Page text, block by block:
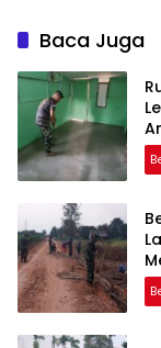
Baca Juga